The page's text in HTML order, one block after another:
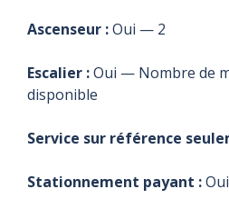
Ascenseur :Oui — 2
Escalier :Oui — Nombre de
disponible
Service sur référence
Stationnement payant :Oui